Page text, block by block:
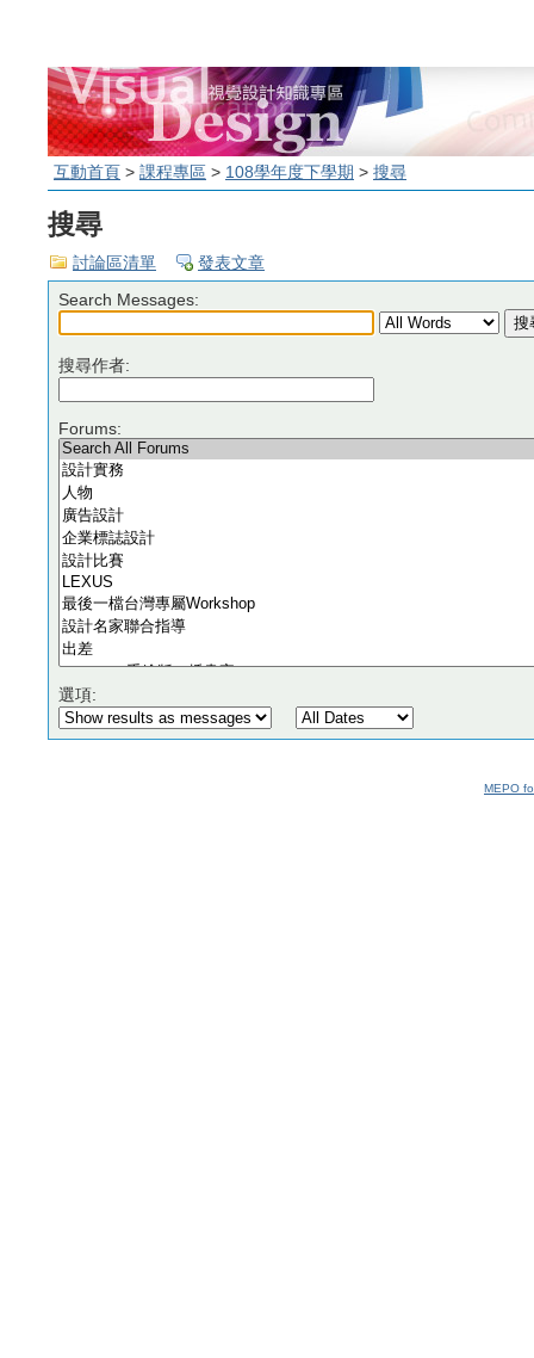
互動首頁 > 課程專區 > 108學年度下學期 > 搜尋
搜尋
討論區清單 發表文章
Search Messages:
搜尋作者:
Forums:
選項:
MEPO